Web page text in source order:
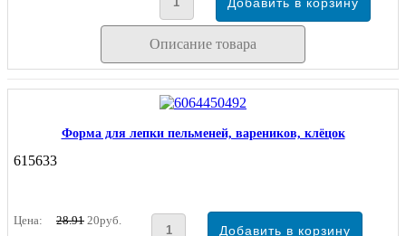
Описание товара
Форма для лепки пельменей, вареников, клёцок
615633
Цена: 28.91 20руб.